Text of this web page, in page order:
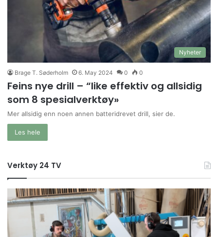
Nyheter
Brage T. Søderholm 6. May 2024 0 0
Feins nye drill – “like effektiv og allsidig
som 8 spesialverktøy»
Mer allsidig enn noen annen batteridrevet drill, sier de.
Les hele
Verktøy 24 TV